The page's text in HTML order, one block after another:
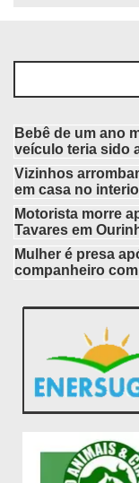
Bebê de um ano
veículo teria sido
Vizinhos
em casa no
Motorista morre
Tavares em
Mulher é presa
companheiro